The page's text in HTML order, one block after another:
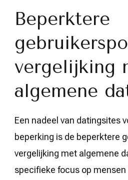
Beperktere
vergelijking
algemene
Een nadeel van datingsites
beperking is de beperktere
vergelijking met algemene
specifieke focus op